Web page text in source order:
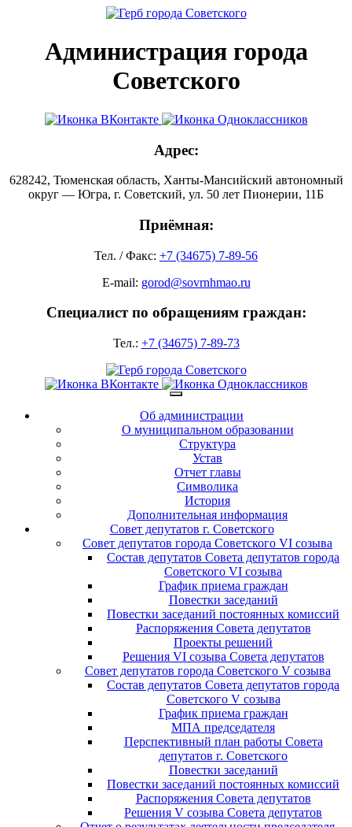
Администрация города
Советского
Адрес:
628242, Тюменская область, Ханты-Мансийский автономный
округ — Югра, г. Советский, ул. 50 лет Пионерии, 11Б
Приёмная:
Тел. / Факс: +7 (34675) 7-89-56
E-mail: gorod@sovrnhmao.ru
Специалист по обращениям граждан:
Тел.: +7 (34675) 7-89-73
Об администрации
О муниципальном образовании
Структура
Устав
Отчет главы
Символика
История
Дополнительная информация
Совет депутатов г. Советского
Совет депутатов города Советского VI созыва
Состав депутатов Совета депутатов города
Советского VI созыва
График приема граждан
Повестки заседаний
Повестки заседаний постоянных комиссий
Распоряжения Совета депутатов
Проекты решений
Решения VI созыва Совета депутатов
Совет депутатов города Советского V созыва
Состав депутатов Совета депутатов города
Советского V созыва
График приема граждан
МПА председателя
Перспективный план работы Совета
депутатов г. Советского
Повестки заседаний
Повестки заседаний постоянных комиссий
Распоряжения Совета депутатов
Решения V созыва Совета депутатов